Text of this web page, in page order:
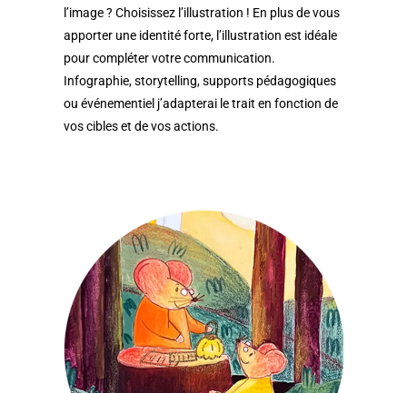
l’image ? Choisissez l’illustration ! En plus de vous
apporter une identité forte, l’illustration est idéale
pour compléter votre communication.
Infographie, storytelling, supports pédagogiques
ou événementiel j’adapterai le trait en fonction de
vos cibles et de vos actions.